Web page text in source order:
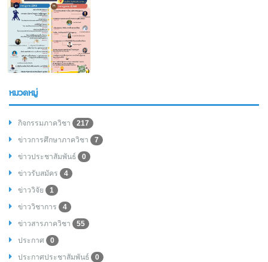
หมวดหมู่
กิจกรรมภาควิชา
217
ข่าวการศึกษาภาควิชา
7
ข่าวประชาสัมพันธ์
0
ข่าวรับสมัคร
4
ข่าววิจัย
1
ข่าววิชาการ
4
ข่าวสารภาควิชา
55
ประกาศ
0
ประกาศประชาสัมพันธ์
0